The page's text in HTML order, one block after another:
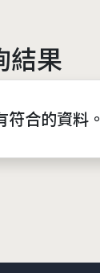
結果
符合的資料。